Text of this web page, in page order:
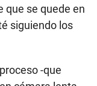
que se quede en
siguiendo los
-que